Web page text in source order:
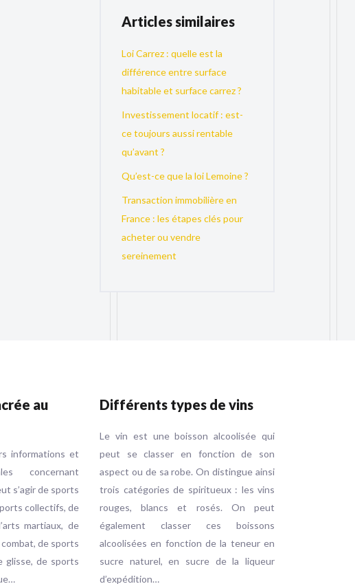
Articles similaires
Loi Carrez : quelle est la
différence entre surface
habitable et surface carrez ?
Investissement locatif : est-
ce toujours aussi rentable
qu’avant ?
Qu’est-ce que la loi Lemoine ?
Transaction immobilière en
France : les étapes clés pour
acheter ou vendre
sereinement
au
informations et
concernant
s’agir de sports
collectifs, de
martiaux, de
de sports
glisse, de sports
Différents types de vins
Le vin est une boisson alcoolisée qui
peut se classer en fonction de son
aspect ou de sa robe. On distingue ainsi
trois catégories de spiritueux : les vins
rouges, blancs et rosés. On peut
également classer ces boissons
alcoolisées en fonction de la teneur en
sucre naturel, en sucre de la liqueur
d’expédition…